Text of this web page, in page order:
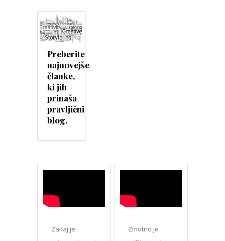
Preberite
najnovejše
članke,
ki jih
prinaša
pravljični
blog.
Zakaj je
Zmotno je